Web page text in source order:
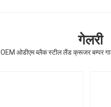
गेलरी
OEM ओडीएम ब्लैक स्टील लैंड क्रूजर बम्पर